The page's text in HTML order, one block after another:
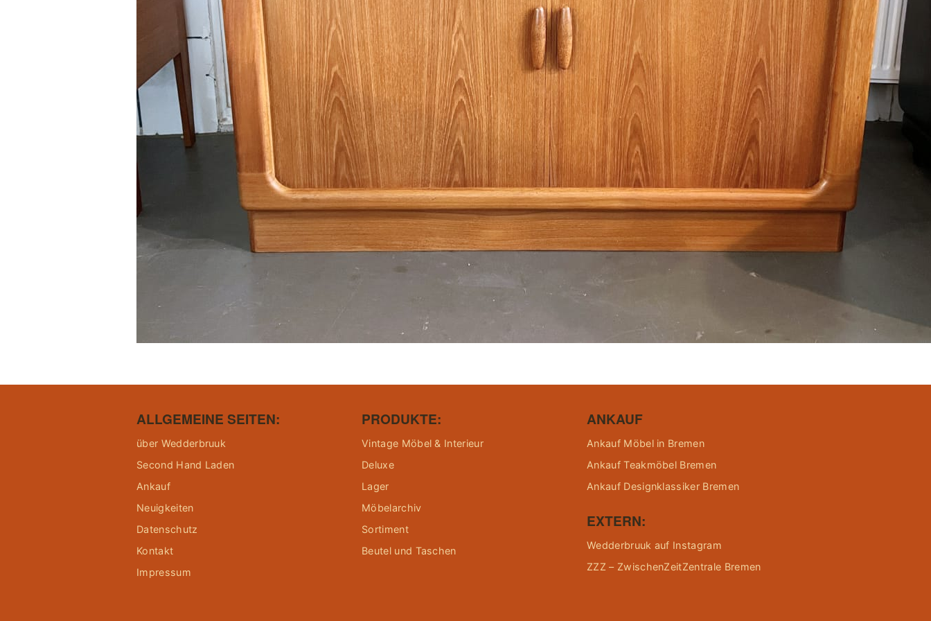
ALLGEMEINE SEITEN:
über Wedderbruuk
Second Hand Laden
Ankauf
Neuigkeiten
Datenschutz
Kontakt
Impressum
PRODUKTE:
Vintage Möbel & Interieur
Deluxe
Lager
Möbelarchiv
Sortiment
Beutel und Taschen
ANKAUF
Ankauf Möbel in Bremen
Ankauf Teakmöbel Bremen
Ankauf Designklassiker Bremen
EXTERN:
Wedderbruuk auf Instagram
ZZZ – ZwischenZeitZentrale Bremen